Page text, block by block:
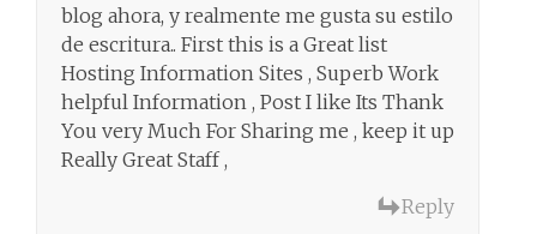
blog ahora, y realmente me gusta su estilo
de escritura.. First this is a Great list
Hosting Information Sites , Superb Work
helpful Information , Post I like Its Thank
You very Much For Sharing me , keep it up
Really Great Staff ,
Reply